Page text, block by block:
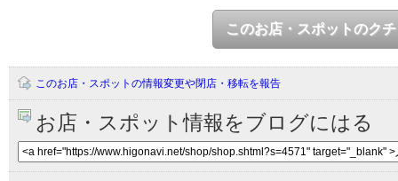
このお店・スポットのク
このお店・スポットの情報変更や閉店・移転を報告
お店・スポット情報をブログにはる